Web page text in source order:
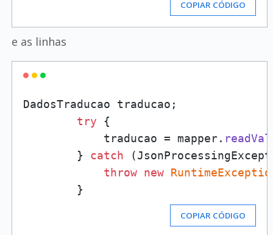
COPIAR CÓDIGO
e as linhas
DadosTraducao traducao;
try {
            traducao = mapper.
        }
catch
throw new
COPIAR CÓDIGO